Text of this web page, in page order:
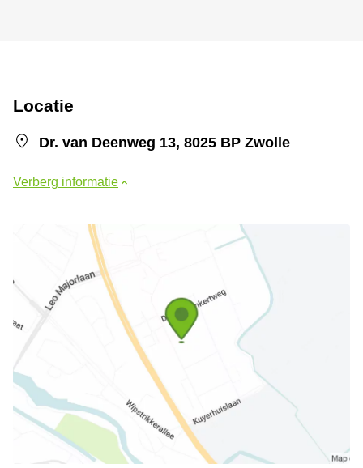
Locatie
Dr. van Deenweg 13, 8025 BP Zwolle
Verberg informatie